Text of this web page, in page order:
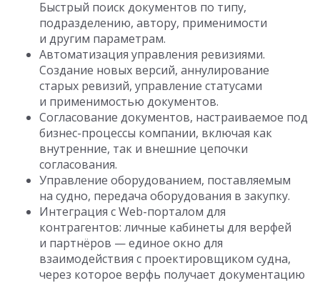
Быстрый поиск документов по типу,
подразделению, автору, применимости
и другим параметрам.
Автоматизация управления ревизиями.
Создание новых версий, аннулирование
старых ревизий, управление статусами
и применимостью документов.
Согласование документов, настраиваемое под
бизнес-процессы компании, включая как
внутренние, так и внешние цепочки
согласования.
Управление оборудованием, поставляемым
на судно, передача оборудования в закупку.
Интеграция с Web-порталом для
контрагентов: личные кабинеты для верфей
и партнёров — единое окно для
взаимодействия с проектировщиком судна,
через которое верфь получает документацию